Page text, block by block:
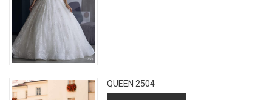
QUEEN 2504